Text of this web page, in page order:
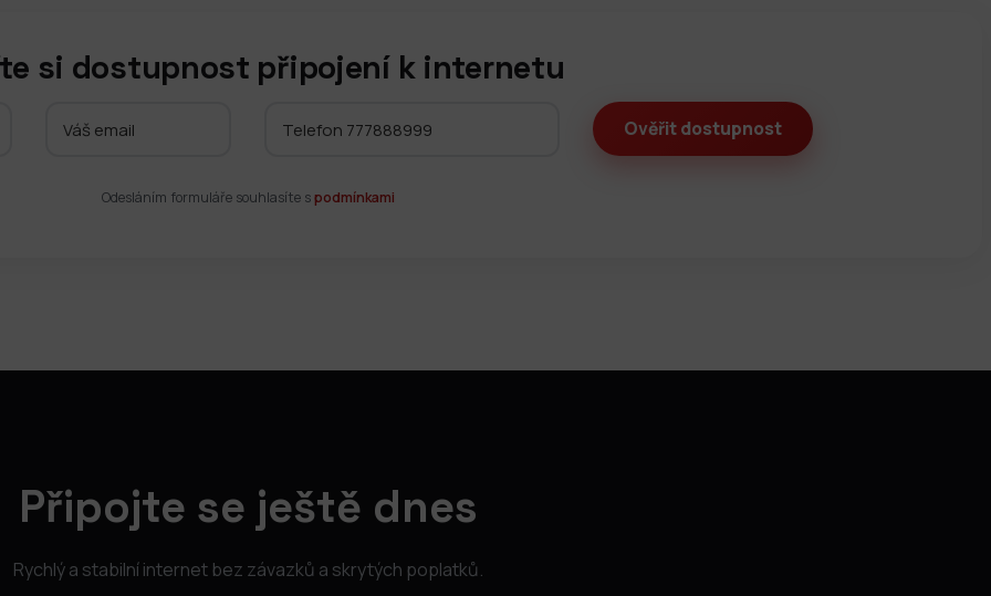
si dostupnost připojení k internetu
Odesláním formuláře souhlasíte spodmínkami
Připojte se ještě dnes
Rychlý a stabilní internet bez závazků a skrytých poplatků.